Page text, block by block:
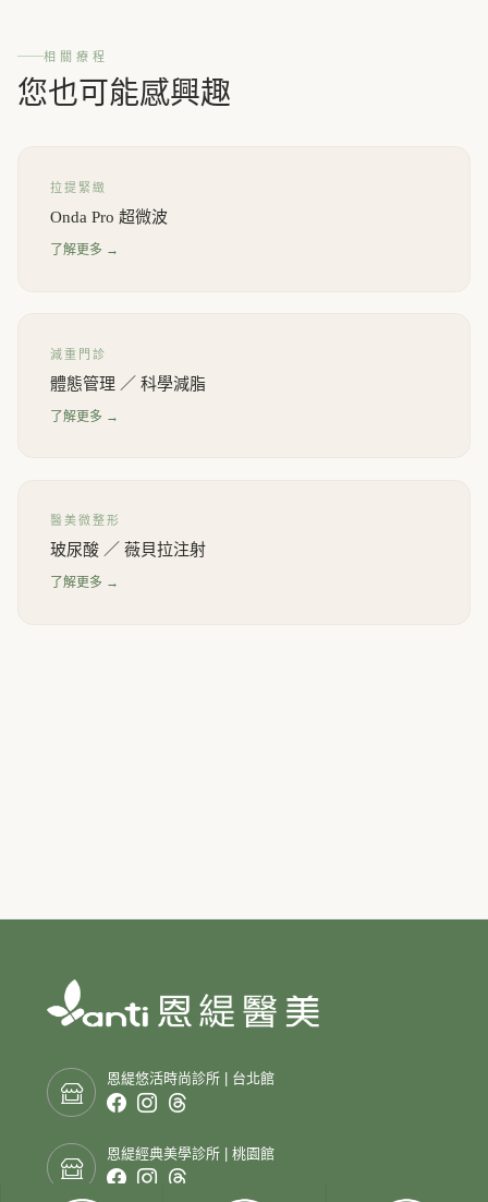
相關療程
您也可能感興趣
拉提緊緻
Onda Pro 超微波
了解更多 →
減重門診
體態管理 ／ 科學減脂
了解更多 →
醫美微整形
玻尿酸 ／ 薇貝拉注射
了解更多 →
恩緹悠活時尚診所 | 台北館
恩緹經典美學診所 | 桃園館